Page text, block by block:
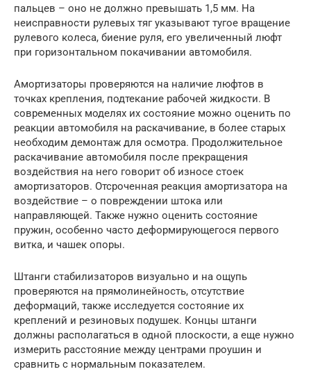
пальцев – оно не должно превышать 1,5 мм. На
неисправности рулевых тяг указывают тугое вращение
рулевого колеса, биение руля, его увеличенный люфт
при горизонтальном покачивании автомобиля.
Амортизаторы проверяются на наличие люфтов в
точках крепления, подтекание рабочей жидкости. В
современных моделях их состояние можно оценить по
реакции автомобиля на раскачивание, в более старых
необходим демонтаж для осмотра. Продолжительное
раскачивание автомобиля после прекращения
воздействия на него говорит об износе стоек
амортизаторов. Отсроченная реакция амортизатора на
воздействие – о повреждении штока или
направляющей. Также нужно оценить состояние
пружин, особенно часто деформирующегося первого
витка, и чашек опоры.
Штанги стабилизаторов визуально и на ощупь
проверяются на прямолинейность, отсутствие
деформаций, также исследуется состояние их
креплений и резиновых подушек. Концы штанги
должны располагаться в одной плоскости, а еще нужно
измерить расстояние между центрами проушин и
сравнить с нормальным показателем.